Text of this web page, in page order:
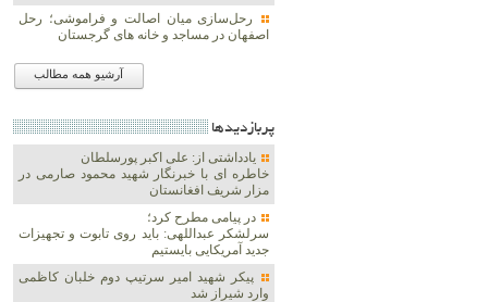
رحل‌سازی میان اصالت و فراموشی؛ رحل
اصفهان در مساجد و خانه های گرجستان
آرشیو همه مطالب
پربازديدها
یادداشتی از: علی اکبر پورسلطان
خاطره ای با خبرنگار شهید محمود صارمی در
مزار شریف افغانستان
در پیامی مطرح کرد؛
سرلشکر عبداللهی: باید روی تابوت و تجهیزات
جدید آمریکایی بایستیم
پیکر شهید امیر سرتیپ دوم خلبان کاظمی
وارد شیراز شد